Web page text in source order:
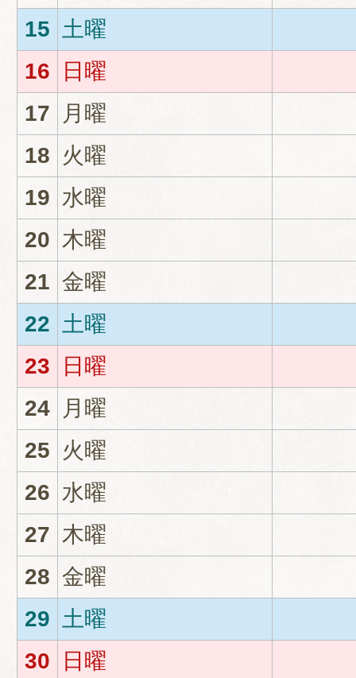
15
土曜
16
日曜
17
月曜
18
火曜
19 水曜
20 木曜
21 金曜
22
土曜
23
日曜
24
月曜
25
火曜
26 水曜
27 木曜
28 金曜
29
土曜
30
日曜